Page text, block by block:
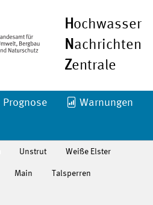
Hochwasser
Nachrichten
Zentrale
Prognose Warnungen
Unstrut Weiße Elster
Main Talsperren